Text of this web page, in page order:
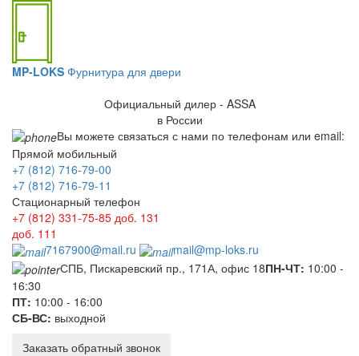
MP-LOKS Фурнитура для двери
Официальный дилер - ASSA
в России
Вы можете связаться с нами по телефонам или email:
Прямой мобильный
+7 (812) 716-79-00
+7 (812) 716-79-11
Стационарный телефон
+7 (812) 331-75-85 доб. 131
доб. 111
7167900@mail.ru
mail@mp-loks.ru
СПБ, Пискаревский пр., 171А, офис 18ПН-ЧТ: 10:00 -
16:30
ПТ: 10:00 - 16:00
СБ-ВС: выходной
Заказать обратный звонок